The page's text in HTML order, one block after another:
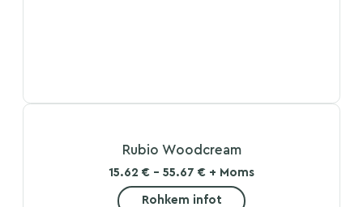
Rubio Woodcream
15.62 € - 55.67 € + Moms
Rohkem infot